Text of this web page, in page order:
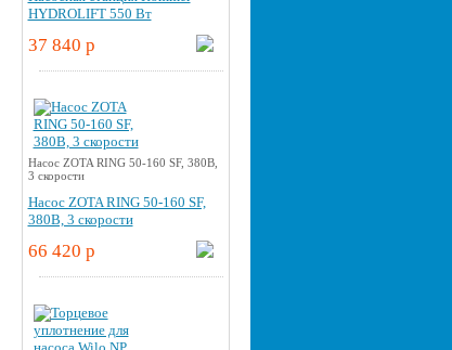
HYDROLIFT 550 Вт
37 840 p
Насос ZOTA RING 50-160 SF, 380В,
3 скорости
Насос ZOTA RING 50-160 SF,
380В, 3 скорости
66 420 p